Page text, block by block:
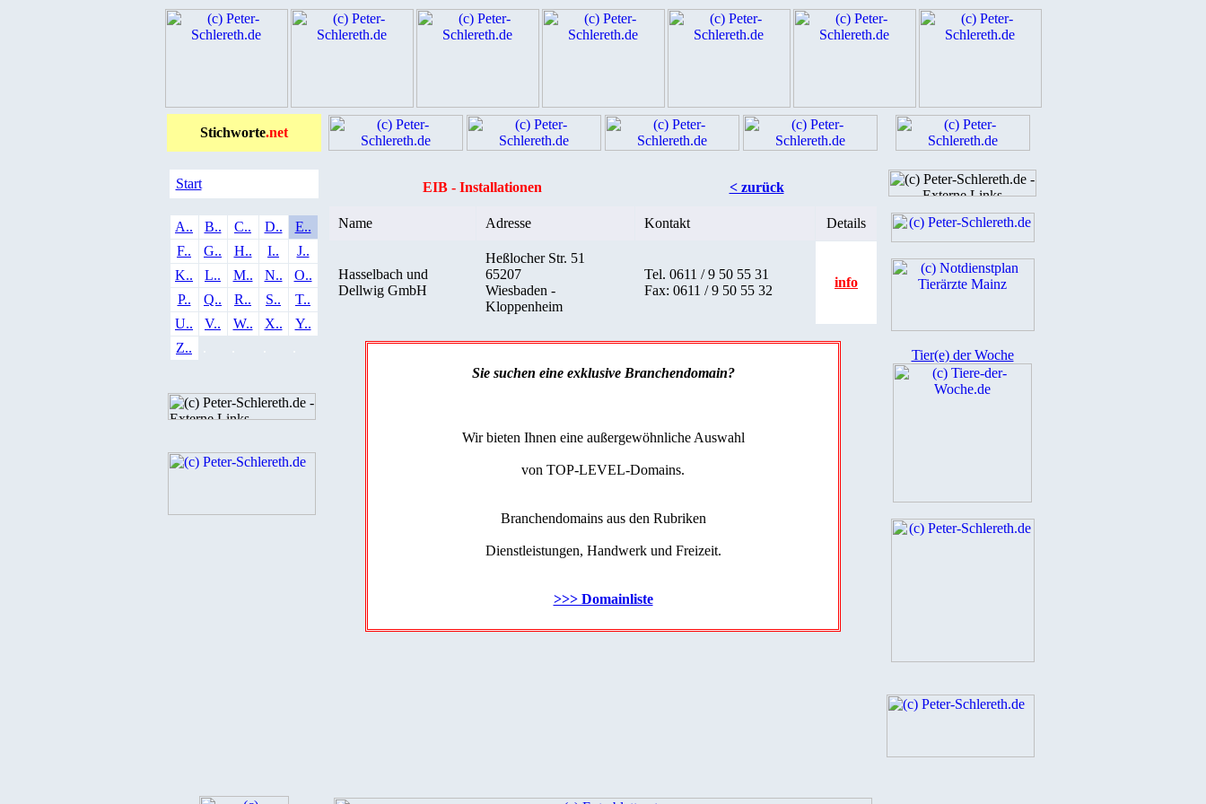
Stichworte.net
Start
A.. B.. C.. D..
E..
F..
G.. H.. I..
J..
K..
L.. M.. N..
O..
P..
Q.. R.. S..
T..
U..
V.. W.. X..
Y..
Z..
EIB - Installationen < zurück
Name Adresse Kontakt Details
Hasselbach und
Dellwig GmbH
Heßlocher Str. 51
65207
Wiesbaden -
Kloppenheim
Tel. 0611 / 9 50 55 31
Fax: 0611 / 9 50 55 32
info
Sie suchen eine exklusive Branchendomain?
Wir bieten Ihnen eine außergewöhnliche Auswahl
von TOP-LEVEL-Domains.
Branchendomains aus den Rubriken
Dienstleistungen, Handwerk und Freizeit.
>>> Domainliste
Tier(e) der Woche